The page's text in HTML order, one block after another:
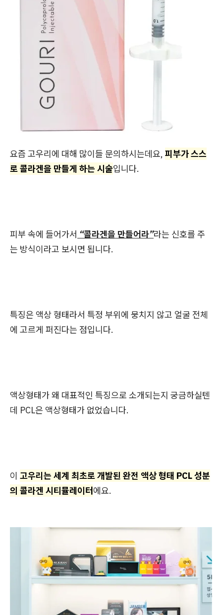
요즘 고우리에 대해 많이들 문의하시는데요, 피부가 스스
로 콜라겐을 만들게 하는 시술입니다.
피부 속에 들어가서 “콜라겐을 만들어라”라는 신호를 주
는 방식이라고 보시면 됩니다.
특징은 액상 형태라서 특정 부위에 뭉치지 않고 얼굴 전체
에 고르게 퍼진다는 점입니다.
액상형태가 왜 대표적인 특징으로 소개되는지 궁금하실텐
데 PCL은 액상형태가 없었습니다.
이 고우리는 세계 최초로 개발된 완전 액상 형태 PCL 성분
의 콜라겐 시티뮬레이터에요.